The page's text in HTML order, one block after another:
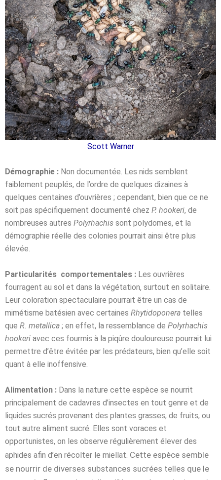
Scott Warner
Démographie : Non documentée. Les nids semblent
faiblement peuplés, de l’ordre de quelques dizaines à
quelques centaines d’ouvrières ; cependant, bien que ce ne
soit pas spécifiquement documenté chez P. hookeri, de
nombreuses autres Polyrhachis sont polydomes, et la
démographie réelle des colonies pourrait ainsi être plus
élevée.
Particularités comportementales : Les ouvrières
fourragent au sol et dans la végétation, surtout en solitaire.
Leur coloration spectaculaire pourrait être un cas de
mimétisme batésien avec certaines Rhytidoponera telles
que R. metallica ; en effet, la ressemblance de Polyrhachis
hookeri avec ces fourmis à la piqûre douloureuse pourrait lui
permettre d’être évitée par les prédateurs, bien qu’elle soit
quant à elle inoffensive.
Alimentation : Dans la nature cette espèce se nourrit
principalement de cadavres d’insectes en tout genre et de
liquides sucrés provenant des plantes grasses, de fruits, ou
tout autre aliment sucré. Elles sont voraces et
opportunistes, on les observe régulièrement élever des
aphides afin d’en récolter le miellat. Cette espèce semble
se nourrir de diverses substances sucrées telles que le